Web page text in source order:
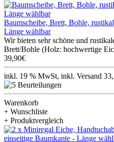
Baumscheibe, Brett, Bohle,
Länge wählbar
Wir bieten sehr schöne und
Brett/Bohle (Holz: hochwertige
39,90€
inkl. 19 % MwSt, inkl. Versand
Warenkorb
+ Wunschliste
+ Produktvergleich